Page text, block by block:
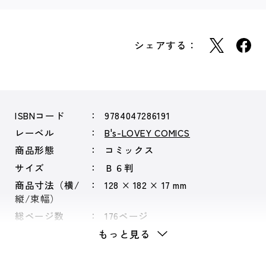
シェアする：
ISBNコード
9784047286191
レーベル
B's-LOVEY COMICS
商品形態
コミックス
サイズ
Ｂ６判
商品寸法（横/
縦/束幅）
128 × 182 × 17 mm
総ページ数 176ページ
もっと見る